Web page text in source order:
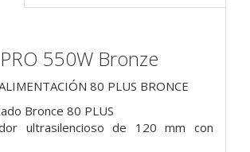
550W Bronze
80 PLUS BRONCE
Bronce 80 PLUS
ultrasilencioso de 120 mm con